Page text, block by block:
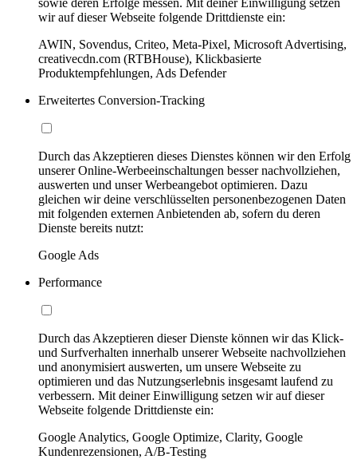
sowie deren Erfolge messen. Mit deiner Einwilligung setzen
wir auf dieser Webseite folgende Drittdienste ein:
AWIN, Sovendus, Criteo, Meta-Pixel, Microsoft Advertising,
creativecdn.com (RTBHouse), Klickbasierte
Produktempfehlungen, Ads Defender
Erweitertes Conversion-Tracking
Durch das Akzeptieren dieses Dienstes können wir den Erfolg
unserer Online-Werbeeinschaltungen besser nachvollziehen,
auswerten und unser Werbeangebot optimieren. Dazu
gleichen wir deine verschlüsselten personenbezogenen Daten
mit folgenden externen Anbietenden ab, sofern du deren
Dienste bereits nutzt:
Google Ads
Performance
Durch das Akzeptieren dieser Dienste können wir das Klick-
und Surfverhalten innerhalb unserer Webseite nachvollziehen
und anonymisiert auswerten, um unsere Webseite zu
optimieren und das Nutzungserlebnis insgesamt laufend zu
verbessern. Mit deiner Einwilligung setzen wir auf dieser
Webseite folgende Drittdienste ein:
Google Analytics, Google Optimize, Clarity, Google
Kundenrezensionen, A/B-Testing